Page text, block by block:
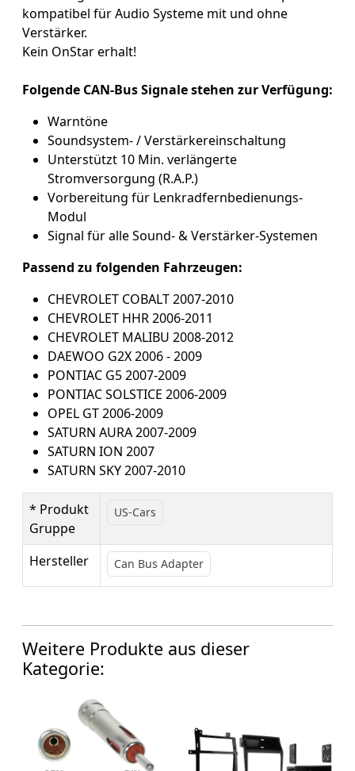
kompatibel für Audio Systeme mit und ohne
Verstärker.
Kein OnStar erhalt!
Folgende CAN-Bus Signale stehen zur Verfügung:
Warntöne
Soundsystem- / Verstärkereinschaltung
Unterstützt 10 Min. verlängerte
Stromversorgung (R.A.P.)
Vorbereitung für Lenkradfernbedienungs-
Modul
Signal für alle Sound- & Verstärker-Systemen
Passend zu folgenden Fahrzeugen:
CHEVROLET COBALT 2007-2010
CHEVROLET HHR 2006-2011
CHEVROLET MALIBU 2008-2012
DAEWOO G2X 2006 - 2009
PONTIAC G5 2007-2009
PONTIAC SOLSTICE 2006-2009
OPEL GT 2006-2009
SATURN AURA 2007-2009
SATURN ION 2007
SATURN SKY 2007-2010
* Produkt
Gruppe
US-Cars
Hersteller Can Bus Adapter
Weitere Produkte aus dieser
Kategorie: